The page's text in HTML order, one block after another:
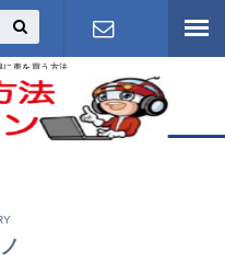
に車を買う方法
お問い合わ
せ